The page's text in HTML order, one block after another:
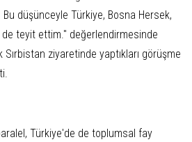
düşünceyle Türkiye, Bosna Hersek,
de teyit ettim." değerlendirmesinde
ziyaretinde yaptıkları görüşme
Türkiye'de de toplumsal fay